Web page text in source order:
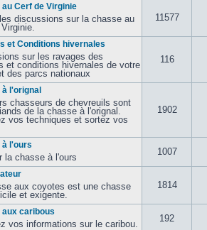
Cerf de Virginie
discussions sur la chasse au
11577
et Conditions hivernales
sur les ravages des
et conditions hivernales de votre
des parcs nationaux
116
l'orignal
chasseurs de chevreuils sont
de la chasse à l'orignal.
vos techniques et sortez vos
1902
à l'ours
la chasse à l'ours
1007
aux coyotes est une chasse
et exigente.
1814
aux caribous
vos informations sur le caribou.
192